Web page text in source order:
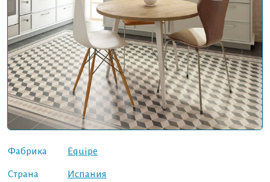
Фабрика Equipe
Страна Испания